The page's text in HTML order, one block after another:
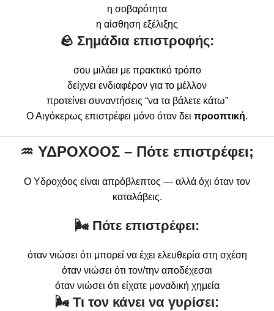
η σοβαρότητα
η αίσθηση εξέλιξης
🪨 Σημάδια επιστροφής:
σου μιλάει με πρακτικό τρόπο
δείχνει ενδιαφέρον για το μέλλον
προτείνει συναντήσεις “να τα βάλετε κάτω”
Ο Αιγόκερως επιστρέφει μόνο όταν δει προοπτική.
♒ ΥΔΡΟΧΟΟΣ – Πότε επιστρέφει;
Ο Υδροχόος είναι απρόβλεπτος — αλλά όχι όταν τον
καταλάβεις.
🌬 Πότε επιστρέφει:
όταν νιώσει ότι μπορεί να έχει ελευθερία στη σχέση
όταν νιώσει ότι τον/την αποδέχεσαι
όταν νιώσει ότι είχατε μοναδική χημεία
🌬 Τι τον κάνει να γυρίσει: